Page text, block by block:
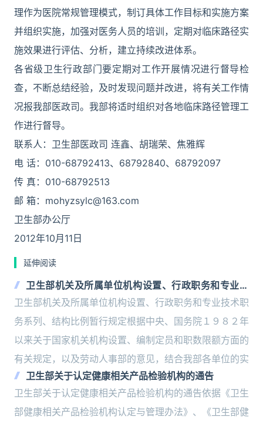
理作为医院常规管理模式，制订具体工作目标和实施方案
并组织实施，加强对医务人员的培训，定期对临床路径实
施效果进行评估、分析，建立持续改进体系。
各省级卫生行政部门要定期对工作开展情况进行督导检
查，不断总结经验，及时发现问题并改进，将有关工作情
况报我部医政司。我部将适时组织对各地临床路径管理工
作进行督导。
联系人：卫生部医政司 连鑫、胡瑞荣、焦雅辉
电 话：010-68792413、68792840、68792097
传 真：010-68792513
邮 箱：mohyzsylc@163.com
卫生部办公厅
2012年10月11日
延伸阅读
卫生部机关及所属单位机构设置、行政职务和专业技
术职务系列、结构比例暂行规定
卫生部机关及所属单位机构设置、行政职务和专业技术职
务系列、结构比例暂行规定根据中央、国务院１９８２年
以来关于国家机关机构设置、编制定员和职数限额方面的
有关规定，以及劳动人事部的意见，结合我部各单位的实
卫生部关于认定健康相关产品检验机构的通告
卫生部关于认定健康相关产品检验机构的通告依据《卫生
部健康相关产品检验机构认定与管理办法》、《卫生部健